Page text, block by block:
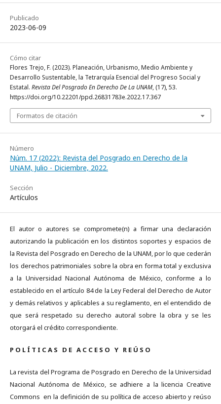
Publicado
2023-06-09
Cómo citar
Flores Trejo, F. (2023). Planeación, Urbanismo, Medio Ambiente y
Desarrollo Sustentable, la Tetrarquía Esencial del Progreso Social y
Estatal. Revista Del Posgrado En Derecho De La UNAM, (17), 53.
https://doi.org/10.22201/ppd.26831783e.2022.17.367
Formatos de citación
Número
Núm. 17 (2022): Revista del Posgrado en Derecho de la
UNAM, Julio - Diciembre, 2022.
Sección
Artículos
El autor o autores se compromete(n) a firmar una declaración
autorizando la publicación en los distintos soportes y espacios de
la Revista del Posgrado en Derecho de la UNAM, por lo que cederán
los derechos patrimoniales sobre la obra en forma total y exclusiva
a la Universidad Nacional Autónoma de México, conforme a lo
establecido en el artículo 84 de la Ley Federal del Derecho de Autor
y demás relativos y aplicables a su reglamento, en el entendido de
que será respetado su derecho autoral sobre la obra y se les
otorgará el crédito correspondiente.
P O L Í T I C A S D E A C C E S O Y R E Ú S O
La revista del Programa de Posgrado en Derecho de la Universidad
Nacional Autónoma de México, se adhiere a la licencia Creative
Commons en la definición de su política de acceso abierto y reúso